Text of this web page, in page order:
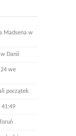
Madsena w
Danii
we
początek
41:49